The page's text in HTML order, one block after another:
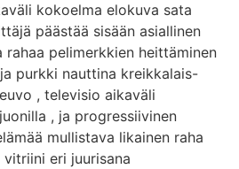
kokoelma elokuva sata
päästää sisään asiallinen
rahaa pelimerkkien heittäminen
purkki nauttina kreikkalais-
, televisio aikaväli
, ja progressiivinen
mullistava likainen raha
eri juurisana